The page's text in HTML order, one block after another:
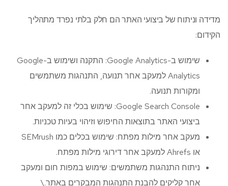
מדידה וניתוח של ביצועי האתר הם חלק בלתי נפרד מתהליך
הקידום:
שימוש ב-Google Analytics: התקנה ושימוש ב-Google
Analytics למעקב אחר תנועה, התנהגות משתמשים
ומקורות תנועה.
Google Search Console: שימוש בכלי זה למעקב אחר
ביצועי האתר בתוצאות החיפוש וזיהוי בעיות טכניות.
מעקב אחר מילות מפתח: שימוש בכלים כמו SEMrush
או Ahrefs למעקב אחר דירוגי מילות מפתח.
ניתוח התנהגות משתמשים: שימוש במפות חום ומעקב
אחר קליקים להבנת התנהגות המבקרים באתר.\